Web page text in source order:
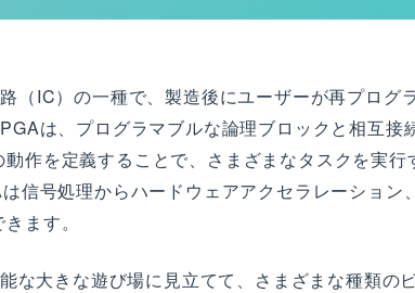
IC）の一種で、製造後にユーザーが再プログ
は、プログラマブルな論理ブロックと相互接
作を定義することで、さまざまなタスクを実行
信号処理からハードウェアアクセラレーション
ます。
な大きな遊び場に見立てて、さまざまな種類の